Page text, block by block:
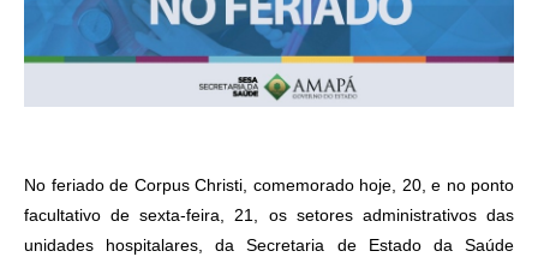
No feriado de Corpus Christi, comemorado hoje, 20, e no ponto
facultativo de sexta-feira, 21, os setores administrativos das
unidades hospitalares, da Secretaria de Estado da Saúde